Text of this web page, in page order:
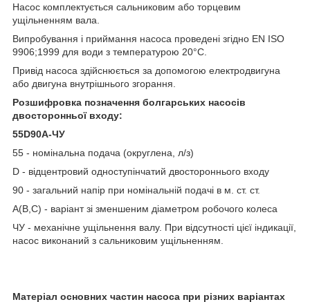
Насос комплектується сальниковим або торцевим
ущільненням вала.
Випробування і приймання насоса проведені згідно EN ISO
9906;1999 для води з температурою 20°С.
Привід насоса здійснюється за допомогою електродвигуна
або двигуна внутрішнього згорання.
Розшифровка позначення болгарських насосів
двосторонньої входу:
55D90А-ЧУ
55 - номінальна подача (округлена, л/з)
D - відцентровий одноступінчатий двостороннього входу
90 - загальний напір при номінальній подачі в м. ст. ст.
А(В,С) - варіант зі зменшеним діаметром робочого колеса
ЧУ - механічне ущільнення валу. При відсутності цієї індикації,
насос виконаний з сальниковим ущільненням.
Матеріал основних частин насоса при різних варіантах